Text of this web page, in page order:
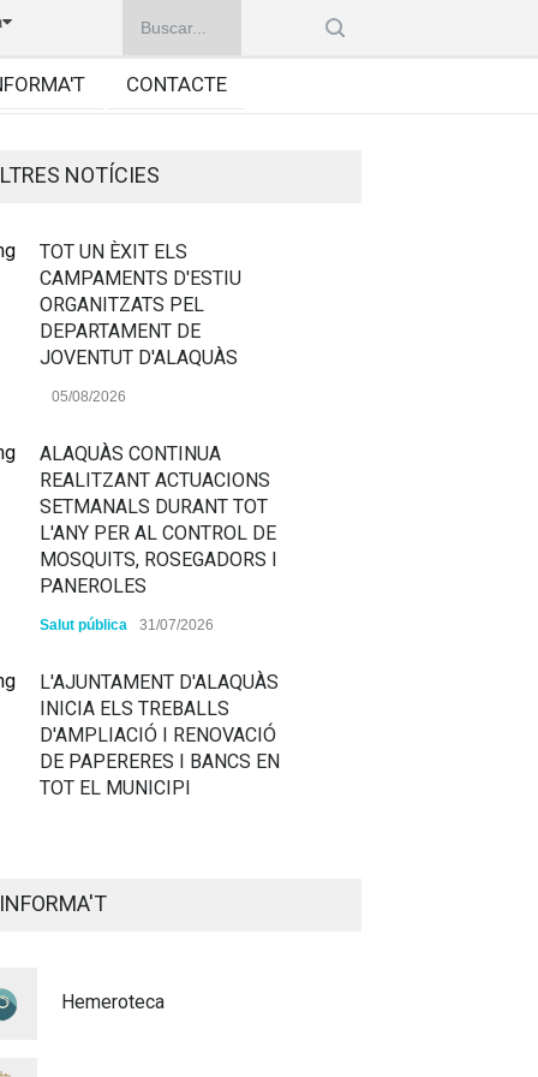
CONTACTE
NOTÍCIES
TOT UN ÈXIT ELS
CAMPAMENTS D'ESTIU
ORGANITZATS PEL
DEPARTAMENT DE
JOVENTUT D'ALAQUÀS
05/08/2026
ALAQUÀS CONTINUA
REALITZANT ACTUACIONS
SETMANALS DURANT TOT
L'ANY PER AL CONTROL DE
MOSQUITS, ROSEGADORS I
PANEROLES
Salut pública 31/07/2026
L'AJUNTAMENT D'ALAQUÀS
INICIA ELS TREBALLS
D'AMPLIACIÓ I RENOVACIÓ
DE PAPERERES I BANCS EN
TOT EL MUNICIPI
SENYALITZACIÓ
Policia 29/07/2026
Hemeroteca